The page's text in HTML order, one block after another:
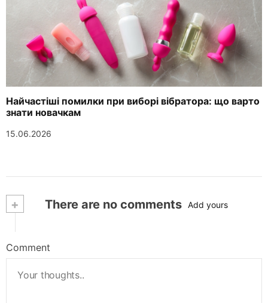
Найчастіші помилки при виборі вібратора: що варто
знати новачкам
15.06.2026
+ There are no comments Add yours
Comment